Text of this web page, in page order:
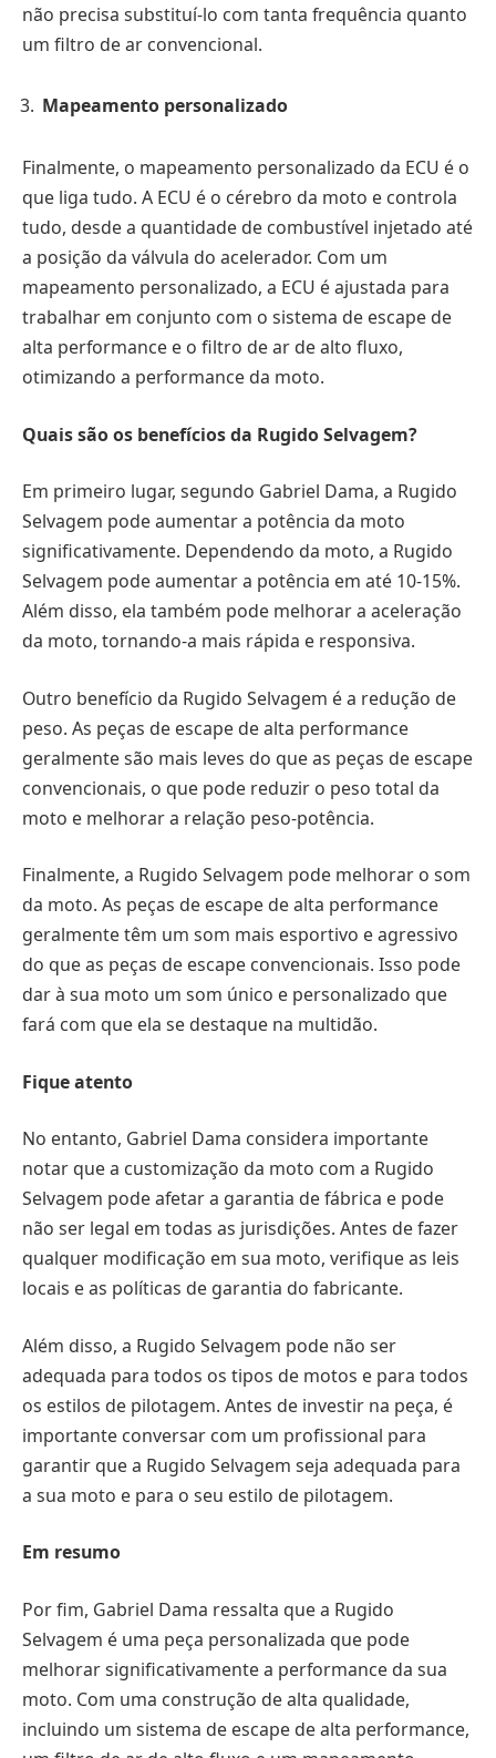
não precisa substituí-lo com tanta frequência quanto
um filtro de ar convencional.
Mapeamento personalizado
Finalmente, o mapeamento personalizado da ECU é o
que liga tudo. A ECU é o cérebro da moto e controla
tudo, desde a quantidade de combustível injetado até
a posição da válvula do acelerador. Com um
mapeamento personalizado, a ECU é ajustada para
trabalhar em conjunto com o sistema de escape de
alta performance e o filtro de ar de alto fluxo,
otimizando a performance da moto.
Quais são os benefícios da Rugido Selvagem?
Em primeiro lugar, segundo Gabriel Dama, a Rugido
Selvagem pode aumentar a potência da moto
significativamente. Dependendo da moto, a Rugido
Selvagem pode aumentar a potência em até 10-15%.
Além disso, ela também pode melhorar a aceleração
da moto, tornando-a mais rápida e responsiva.
Outro benefício da Rugido Selvagem é a redução de
peso. As peças de escape de alta performance
geralmente são mais leves do que as peças de escape
convencionais, o que pode reduzir o peso total da
moto e melhorar a relação peso-potência.
Finalmente, a Rugido Selvagem pode melhorar o som
da moto. As peças de escape de alta performance
geralmente têm um som mais esportivo e agressivo
do que as peças de escape convencionais. Isso pode
dar à sua moto um som único e personalizado que
fará com que ela se destaque na multidão.
Fique atento
No entanto, Gabriel Dama considera importante
notar que a customização da moto com a Rugido
Selvagem pode afetar a garantia de fábrica e pode
não ser legal em todas as jurisdições. Antes de fazer
qualquer modificação em sua moto, verifique as leis
locais e as políticas de garantia do fabricante.
Além disso, a Rugido Selvagem pode não ser
adequada para todos os tipos de motos e para todos
os estilos de pilotagem. Antes de investir na peça, é
importante conversar com um profissional para
garantir que a Rugido Selvagem seja adequada para
a sua moto e para o seu estilo de pilotagem.
Em resumo
Por fim, Gabriel Dama ressalta que a Rugido
Selvagem é uma peça personalizada que pode
melhorar significativamente a performance da sua
moto. Com uma construção de alta qualidade,
incluindo um sistema de escape de alta performance,